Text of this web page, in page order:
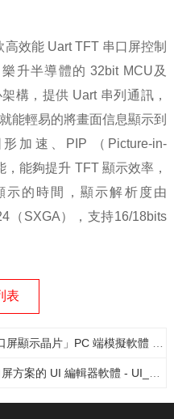
效能 Uart TFT 串口屏控制
升半導體的 32bit MCU及
構，提供 Uart 串列 通訊，
能輕易的將畫面信息顯示到
加速、PIP （Picture-in-
能夠提升 TFT 顯示效率，
示的時間，顯示解析度由
（SXGA），支持16/18bits
表
上一篇：2019 年 9 月 推出「串口屏顯示晶片」PC 端模擬軟體 - UI_Emulator...
下一篇：2018 年 12 月 推出串口屏方案的 UI 編輯器軟體 - UI_Editor